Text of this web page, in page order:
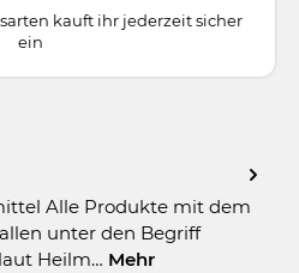
kauft ihr jederzeit sicher
ein
Alle Produkte mit dem
unter den Begriff
Heilm… Mehr